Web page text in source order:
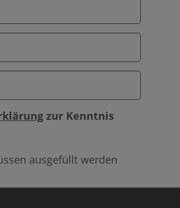
zur Kenntnis
ausgefüllt werden